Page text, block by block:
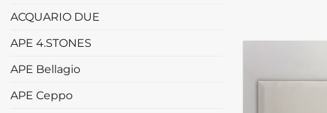
ACQUARIO DUE
APE 4.STONES
APE Bellagio
APE Ceppo